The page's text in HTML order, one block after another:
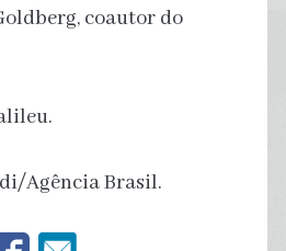
coautor do
Agência Brasil.